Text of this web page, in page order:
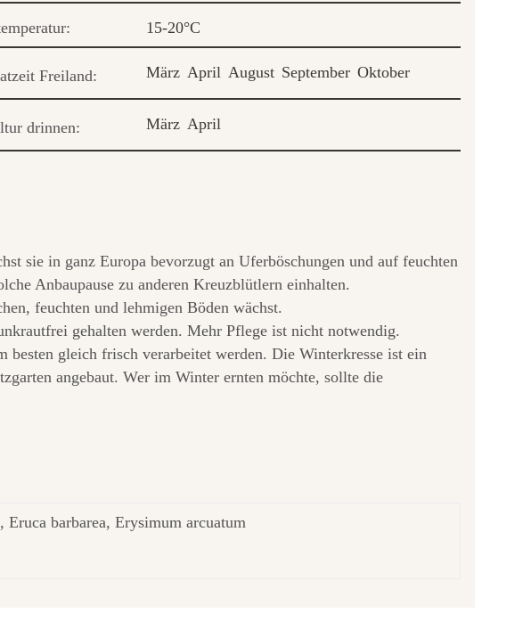
15-20°C
Freiland: März April August September Oktober
drinnen: März April
sie in ganz Europa bevorzugt an Uferböschungen und auf feuchten
Anbaupause zu anderen Kreuzblütlern einhalten.
feuchten und lehmigen Böden wächst.
gehalten werden. Mehr Pflege ist nicht notwendig.
gleich frisch verarbeitet werden. Die Winterkresse ist ein
angebaut. Wer im Winter ernten möchte, sollte die
barbarea, Erysimum arcuatum